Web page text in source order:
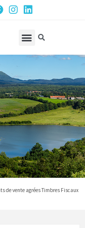
de vente agrées Timbres Fiscaux